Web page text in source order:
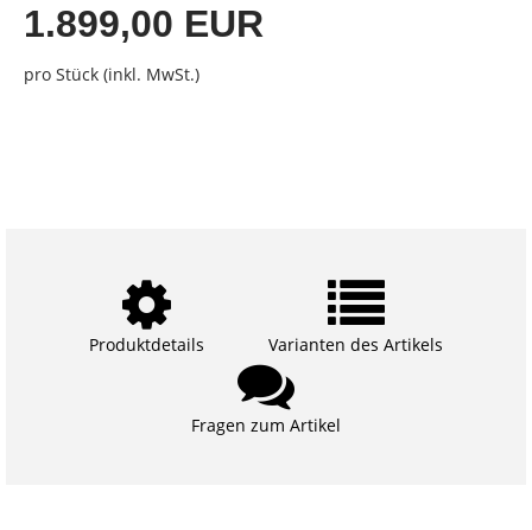
1.899,00 EUR
pro Stück (inkl. MwSt.)
Produktdetails Varianten des Artikels
Fragen zum Artikel